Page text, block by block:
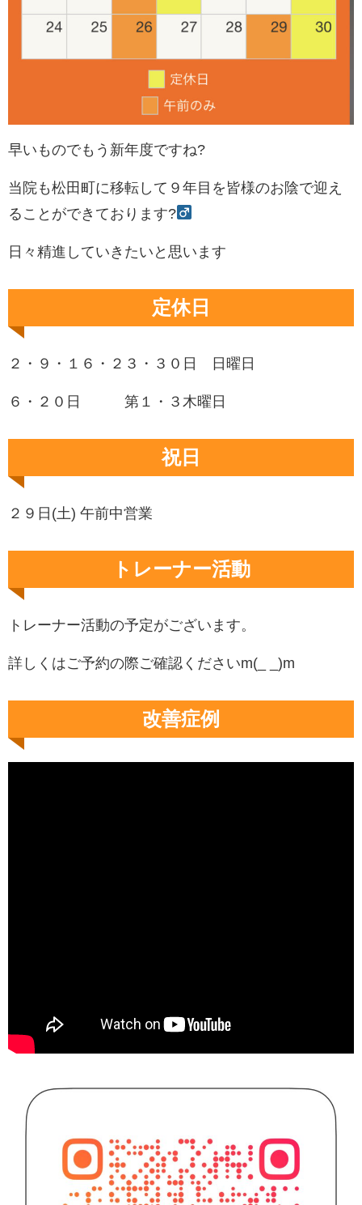
早いものでもう新年度ですね?
当院も松田町に移転して９年目を皆様のお陰で迎え
ることができております?‍
日々精進していきたいと思います
定休日
２・９・１６・２３・３０日 日曜日
６・２０日 第１・３木曜日
祝日
２９日(土) 午前中営業
トレーナー活動
トレーナー活動の予定がございます。
詳しくはご予約の際ご確認くださいm(_ _)m
改善症例